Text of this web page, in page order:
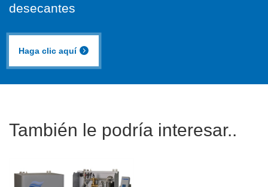
desecantes
Haga clic aquí
También le podría interesar..